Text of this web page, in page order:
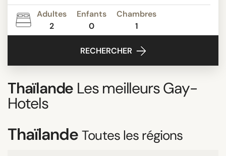
MediaAdultes
2
Enfants
0
Chambres
1
RECHERCHER
Thaïlande Les meilleurs Gay-
Hotels
ThaïlandeToutes les régions